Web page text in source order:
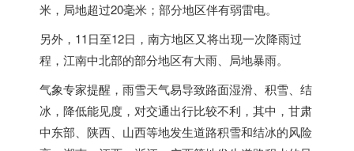
米，局地超过20毫米；部分地区伴有弱雷电。
另外，11日至12日，南方地区又将出现一次降雨过
程，江南中北部的部分地区有大雨、局地暴雨。
气象专家提醒，雨雪天气易导致路面湿滑、积雪、结
冰，降低能见度，对交通出行比较不利，其中，甘肃
中东部、陕西、山西等地发生道路积雪和结冰的风险